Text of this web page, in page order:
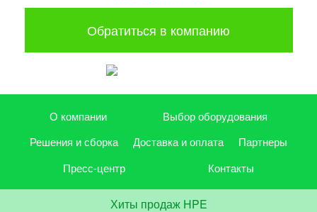
Обратиться в компанию
О компании
Выбор оборудования
Решения и сборка
Доставка и оплата
Партнеры
Пресс-центр
Контакты
Хиты продаж HPE